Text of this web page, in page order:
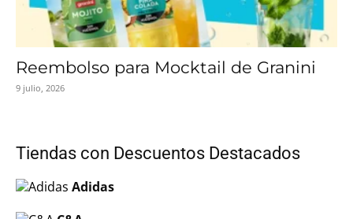
Reembolso para Mocktail de Granini
9 julio, 2026
Tiendas con Descuentos Destacados
Adidas